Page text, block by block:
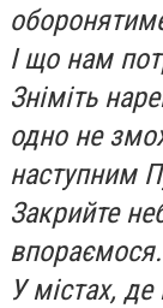
І що нам
Зніміть
одно не
наступним
Закрийте
впораємося.
У містах,